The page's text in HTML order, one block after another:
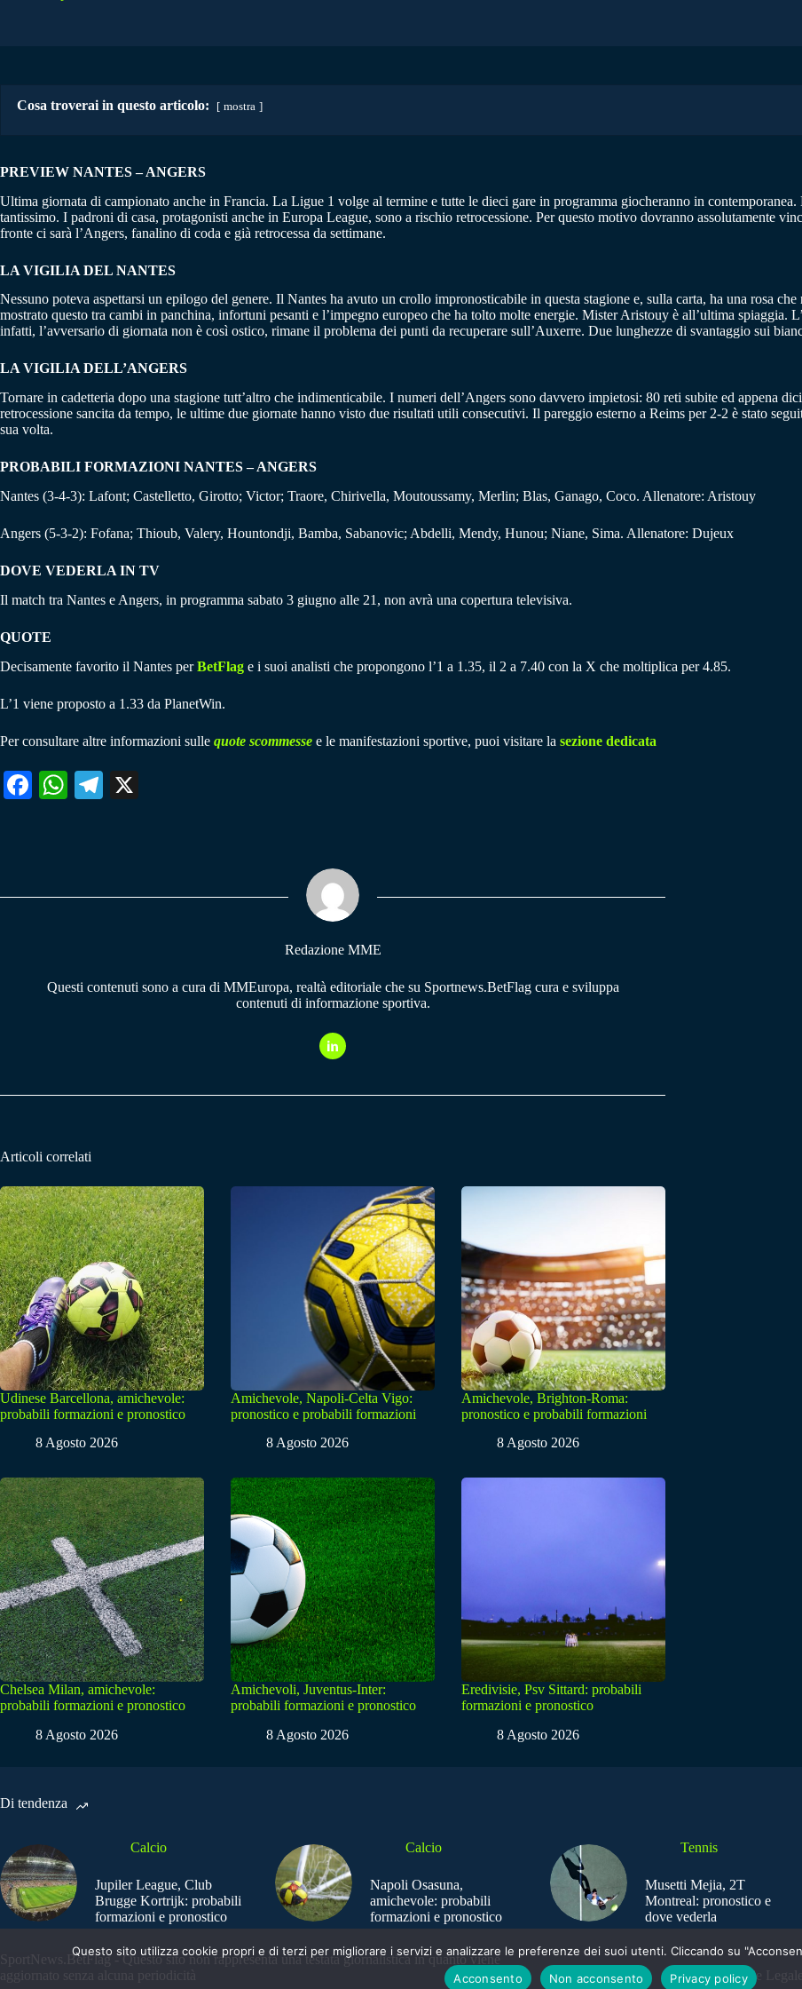
Cosa troverai in questo articolo: mostra
PREVIEW NANTES – ANGERS
Ultima giornata di campionato anche in Francia. La Ligue 1 volge al termine e tutte le dieci gare in programma giocheranno in
tantissimo. I padroni di casa, protagonisti anche in Europa League, sono a rischio retrocessione. Per questo motivo dovranno assolutamente
fronte ci sarà l’Angers, fanalino di coda e già retrocessa da settimane.
LA VIGILIA DEL NANTES
Nessuno poteva aspettarsi un epilogo del genere. Il Nantes ha avuto un crollo impronosticabile in questa stagione e, sulla carta, ha una rosa
mostrato questo tra cambi in panchina, infortuni pesanti e l’impegno europeo che ha tolto molte energie. Mister Aristouy è all’ultima spiaggia.
infatti, l’avversario di giornata non è così ostico, rimane il problema dei punti da recuperare sull’Auxerre. Due lunghezze di svantaggio sui
LA VIGILIA DELL’ANGERS
Tornare in cadetteria dopo una stagione tutt’altro che indimenticabile. I numeri dell’Angers sono davvero impietosi: 80 reti subite ed appena
retrocessione sancita da tempo, le ultime due giornate hanno visto due risultati utili consecutivi. Il pareggio esterno a Reims per 2-2 è stato
sua volta.
PROBABILI FORMAZIONI NANTES – ANGERS
Nantes (3-4-3): Lafont; Castelletto, Girotto; Victor; Traore, Chirivella, Moutoussamy, Merlin; Blas, Ganago, Coco. Allenatore: Aristouy
Angers (5-3-2): Fofana; Thioub, Valery, Hountondji, Bamba, Sabanovic; Abdelli, Mendy, Hunou; Niane, Sima. Allenatore: Dujeux
DOVE VEDERLA IN TV
Il match tra Nantes e Angers, in programma sabato 3 giugno alle 21, non avrà una copertura televisiva.
QUOTE
Decisamente favorito il Nantes perBetFlag e i suoi analisti che propongono l’1 a 1.35, il 2 a 7.40 con la X che moltiplica per 4.85.
L’1 viene proposto a 1.33 da PlanetWin.
Per consultare altre informazioni sulle quote scommesse e le manifestazioni sportive, puoi visitare la sezione dedicata
Fa W
pp
Te
m
Redazione MME
Questi contenuti sono a cura di MMEuropa, realtà editoriale che su Sportnews.BetFlag cura e sviluppa
contenuti di informazione sportiva.
Articoli correlati
Udinese Barcellona, amichevole:
probabili formazioni e pronostico
8 Agosto 2026
Amichevole, Napoli-Celta Vigo:
pronostico e probabili formazioni
8 Agosto 2026
Amichevole, Brighton-Roma:
pronostico e probabili formazioni
8 Agosto 2026
Chelsea Milan, amichevole:
probabili formazioni e pronostico
8 Agosto 2026
Amichevoli, Juventus-Inter:
probabili formazioni e pronostico
8 Agosto 2026
Eredivisie, Psv Sittard: probabili
formazioni e pronostico
8 Agosto 2026
Di tendenza
Calcio
Jupiler League, Club
Brugge Kortrijk: probabili
formazioni e pronostico
Calcio
Napoli Osasuna,
amichevole: probabili
formazioni e pronostico
Tennis
Musetti Mejia, 2T
Montreal: pronostico e
dove vederla
SportNews.BetFlag - Questo sito non rappresenta una testata giornalistica in quanto viene
aggiornato senza alcuna periodicità
Sede
Questo sito utilizza cookie propri e di terzi per migliorare i servizi e analizzare le preferenze dei suoi utenti. Cliccando su
Acconsento
Non acconsento Privacy policy